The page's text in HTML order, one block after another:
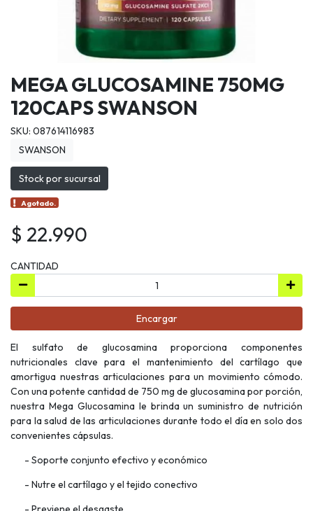
MEGA GLUCOSAMINE 750MG
120CAPS SWANSON
SKU: 087614116983
SWANSON
Stock por sucursal
Agotado.
$ 22.990
CANTIDAD
Encargar
El sulfato de glucosamina proporciona componentes
nutricionales clave para el mantenimiento del cartílago que
amortigua nuestras articulaciones para un movimiento cómodo.
Con una potente cantidad de 750 mg de glucosamina por porción,
nuestra Mega Glucosamina le brinda un suministro de nutrición
para la salud de las articulaciones durante todo el día en solo dos
convenientes cápsulas.
- Soporte conjunto efectivo y económico
- Nutre el cartílago y el tejido conectivo